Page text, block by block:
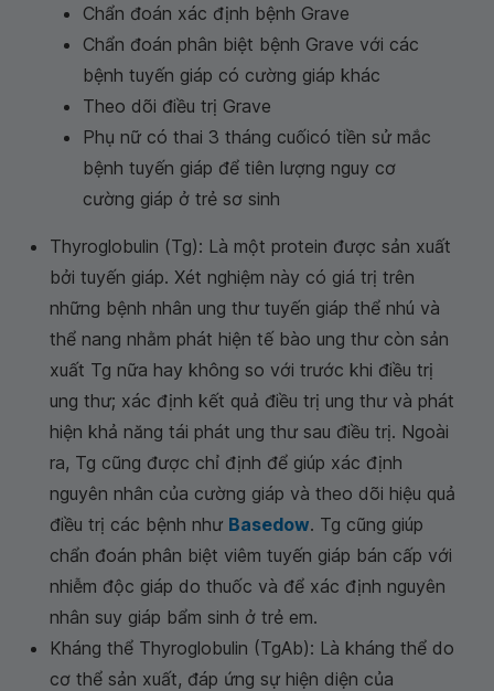
Chẩn đoán xác định bệnh Grave
Chẩn đoán phân biệt bệnh Grave với các
bệnh tuyến giáp có cường giáp khác
Theo dõi điều trị Grave
Phụ nữ có thai 3 tháng cuốicó tiền sử mắc
bệnh tuyến giáp để tiên lượng nguy cơ
cường giáp ở trẻ sơ sinh
Thyroglobulin (Tg): Là một protein được sản xuất
bởi tuyến giáp. Xét nghiệm này có giá trị trên
những bệnh nhân ung thư tuyến giáp thể nhú và
thể nang nhằm phát hiện tế bào ung thư còn sản
xuất Tg nữa hay không so với trước khi điều trị
ung thư; xác định kết quả điều trị ung thư và phát
hiện khả năng tái phát ung thư sau điều trị. Ngoài
ra, Tg cũng được chỉ định để giúp xác định
nguyên nhân của cường giáp và theo dõi hiệu quả
điều trị các bệnh như Basedow. Tg cũng giúp
chẩn đoán phân biệt viêm tuyến giáp bán cấp với
nhiễm độc giáp do thuốc và để xác định nguyên
nhân suy giáp bẩm sinh ở trẻ em.
Kháng thể Thyroglobulin (TgAb): Là kháng thể do
cơ thể sản xuất, đáp ứng sự hiện diện của